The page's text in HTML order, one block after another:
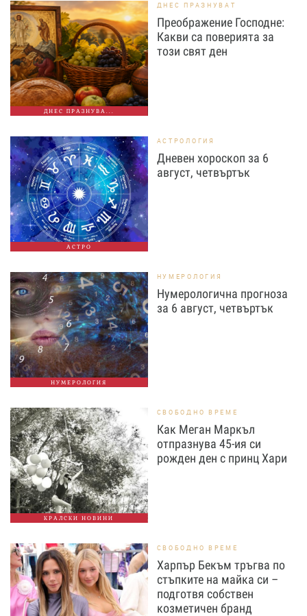
ДНЕС ПРАЗНУВА...
ДНЕС ПРАЗНУВАТ
Преображение Господне:
Какви са поверията за
този свят ден
АСТРО
АСТРОЛОГИЯ
Дневен хороскоп за 6
август, четвъртък
НУМЕРОЛОГИЯ
НУМЕРОЛОГИЯ
Нумерологична прогноза
за 6 август, четвъртък
КРАЛСКИ НОВИНИ
СВОБОДНО ВРЕМЕ
Как Меган Маркъл
отпразнува 45-ия си
рожден ден с принц Хари
СВОБОДНО ВРЕМЕ
Харпър Бекъм тръгва по
стъпките на майка си –
подготвя собствен
козметичен бранд